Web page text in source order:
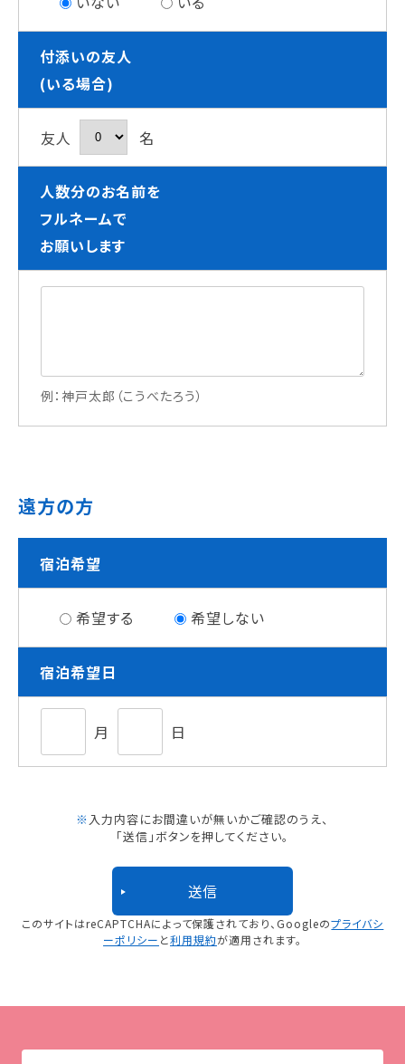
付添いの友人
(いる場合)
友人 名
人数分のお名前を
フルネームで
お願いします
例：神戸太郎（こうべたろう）
遠方の方
宿泊希望
希望する 希望しない
宿泊希望日
月 日
※ 入力内容にお間違いが無いかご確認のうえ、
「送信」ボタンを押してください。
このサイトはreCAPTCHAによって保護されており、 Googleのプライバシ
ーポリシー と利用規約が適用されます。